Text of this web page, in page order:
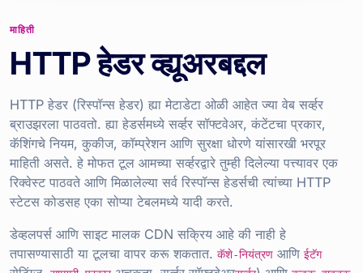
माहिती
HTTP हेडर व्ह्यूअरबद्दल
HTTP हेडर (रिस्पॉन्स हेडर) ह्या मेटाडेटा ओळी आहेत ज्या वेब सर्व्हर
ब्राउझरला पाठवतो. ह्या हेडर्समध्ये सर्व्हर सॉफ्टवेअर, कंटेंटचा प्रकार,
कॅशिंगचे नियम, कुकीज, कॉम्प्रेशन आणि सुरक्षा धोरणे यांसारखी भरपूर
माहिती असते. हे मोफत टूल आमच्या सर्व्हरद्वारे तुम्ही दिलेल्या पत्त्यावर एक
रिक्वेस्ट पाठवते आणि मिळालेल्या सर्व रिस्पॉन्स हेडर्सची त्यांच्या HTTP
स्टेटस कोडसह एका सोप्या टेबलमध्ये यादी करते.
डेव्हलपर्स आणि साइट मालक CDN सक्रिय आहे की नाही हे
तपासण्यासाठी या टूलचा वापर करू शकतात. कॅशे-नियंत्रण आणि ईटॅग